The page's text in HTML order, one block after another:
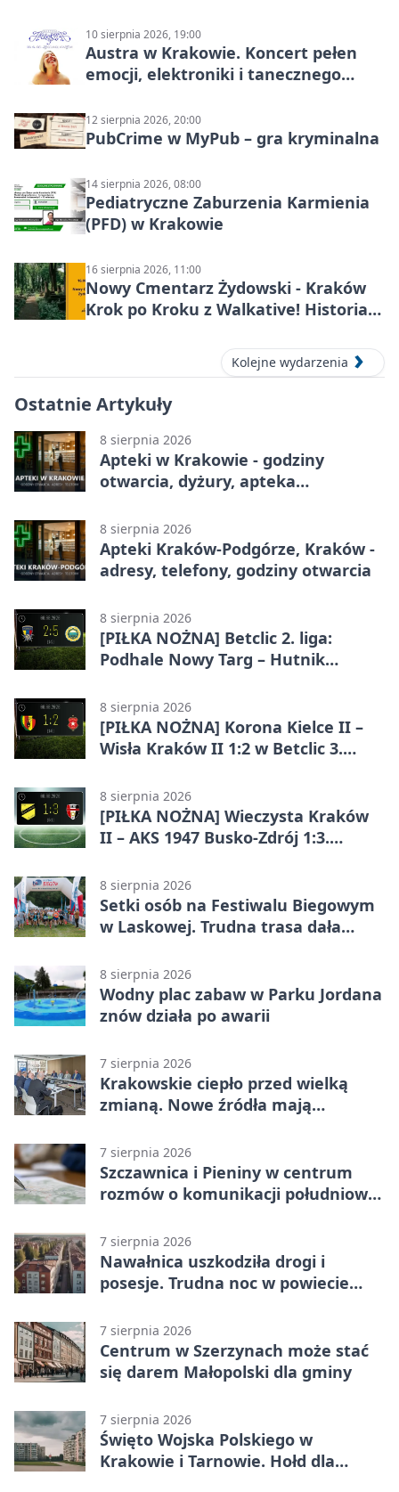
10 sierpnia 2026, 19:00
Austra w Krakowie. Koncert pełen
emocji, elektroniki i tanecznego
12 sierpnia 2026, 20:00
PubCrime w MyPub – gra kryminalna
14 sierpnia 2026, 08:00
Pediatryczne Zaburzenia Karmienia
(PFD) w Krakowie
16 sierpnia 2026, 11:00
Nowy Cmentarz Żydowski - Kraków
Krok po Kroku z Walkative! Historia
Kolejne wydarzenia
Ostatnie Artykuły
8 sierpnia 2026
Apteki w Krakowie - godziny
otwarcia, dyżury, apteka
8 sierpnia 2026
Apteki Kraków-Podgórze, Kraków -
adresy, telefony, godziny otwarcia
8 sierpnia 2026
[PIŁKA NOŻNA] Betclic 2. liga:
Podhale Nowy Targ – Hutnik
efektownym zwycięstwem
8 sierpnia 2026
[PIŁKA NOŻNA] Korona Kielce II –
Wisła Kraków II 1:2 w Betclic 3.
odwróciła losy meczu
8 sierpnia 2026
[PIŁKA NOŻNA] Wieczysta Kraków
II – AKS 1947 Busko-Zdrój 1:3.
Liga Grupa 4 (Grupa IV)
8 sierpnia 2026
Setki osób na Festiwalu Biegowym
w Laskowej. Trudna trasa dała
8 sierpnia 2026
Wodny plac zabaw w Parku Jordana
znów działa po awarii
7 sierpnia 2026
Krakowskie ciepło przed wielką
zmianą. Nowe źródła mają
7 sierpnia 2026
Szczawnica i Pieniny w centrum
rozmów o komunikacji południowej
7 sierpnia 2026
Nawałnica uszkodziła drogi i
posesje. Trudna noc w powiecie
7 sierpnia 2026
Centrum w Szerzynach może stać
się darem Małopolski dla gminy
7 sierpnia 2026
Święto Wojska Polskiego w
Krakowie i Tarnowie. Hołd dla